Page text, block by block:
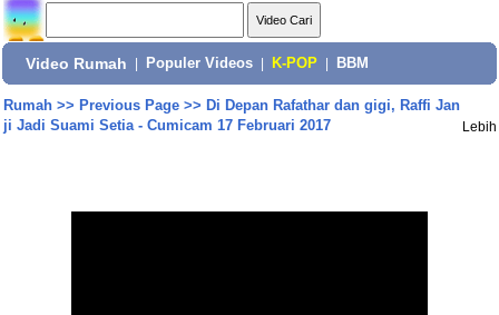
Video Rumah Populer Videos K-POP BBM
Rumah>> Previous Page>> Di Depan Rafathar dan gigi, Raffi Jan
ji Jadi Suami Setia - Cumicam 17 Februari 2017
Lebih